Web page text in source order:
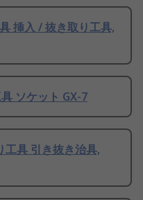
挿入 / 抜き取り工具,
ソケット GX-7
具 引き抜き治具,